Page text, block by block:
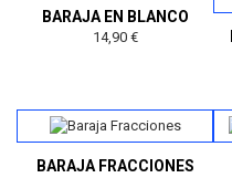
BARAJA EN BLANCO
14,90 €
BARAJA FRACCIONES